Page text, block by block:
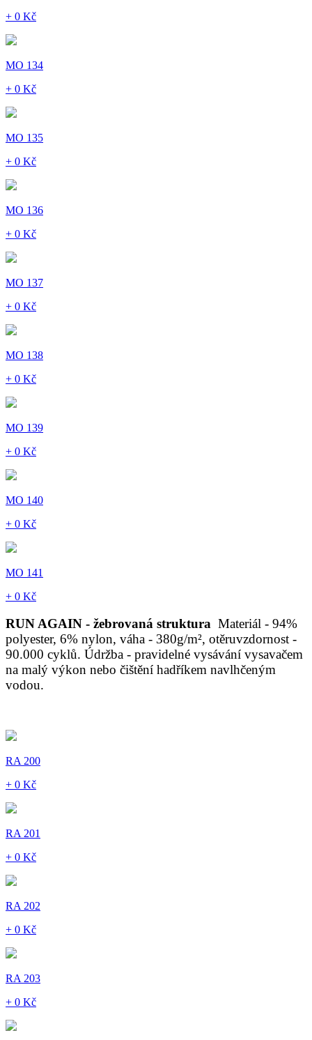
+ 0 Kč
MO 134
+ 0 Kč
MO 135
+ 0 Kč
MO 136
+ 0 Kč
MO 137
+ 0 Kč
MO 138
+ 0 Kč
MO 139
+ 0 Kč
MO 140
+ 0 Kč
MO 141
+ 0 Kč
RUN AGAIN - žebrovaná struktura Materiál - 94%
polyester, 6% nylon, váha - 380g/m², otěruvzdornost -
90.000 cyklů. Údržba - pravidelné vysávání vysavačem
na malý výkon nebo čištění hadříkem navlhčeným
vodou.
RA 200
+ 0 Kč
RA 201
+ 0 Kč
RA 202
+ 0 Kč
RA 203
+ 0 Kč